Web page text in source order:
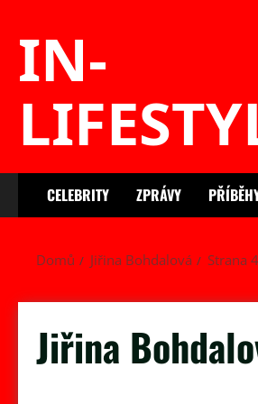
IN-
CELEBRITY ZPRÁVY
Domů Jiřina Bohdalová Strana 4
Jiřina